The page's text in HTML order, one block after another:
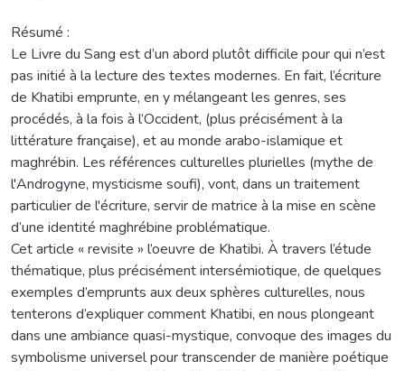
Résumé :
Le Livre du Sang est d’un abord plutôt difficile pour qui n’est
pas initié à la lecture des textes modernes. En fait, l’écriture
de Khatibi emprunte, en y mélangeant les genres, ses
procédés, à la fois à l’Occident, (plus précisément à la
littérature française), et au monde arabo-islamique et
maghrébin. Les références culturelles plurielles (mythe de
l'Androgyne, mysticisme soufi), vont, dans un traitement
particulier de l'écriture, servir de matrice à la mise en scène
d’une identité maghrébine problématique.
Cet article « revisite » l’oeuvre de Khatibi. À travers l’étude
thématique, plus précisément intersémiotique, de quelques
exemples d’emprunts aux deux sphères culturelles, nous
tenterons d’expliquer comment Khatibi, en nous plongeant
dans une ambiance quasi-mystique, convoque des images du
symbolisme universel pour transcender de manière poétique